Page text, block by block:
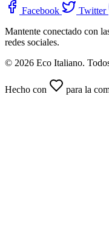
Facebook Twitter
Mantente conectado con
redes sociales.
© 2026 Eco Italiano.
Hecho con para la